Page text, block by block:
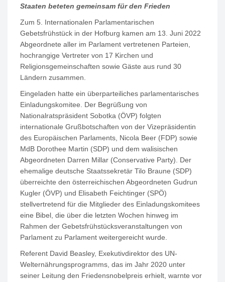
Staaten beteten gemeinsam für den Frieden
Zum 5. Internationalen Parlamentarischen
Gebetsfrühstück in der Hofburg kamen am 13. Juni 2022
Abgeordnete aller im Parlament vertretenen Parteien,
hochrangige Vertreter von 17 Kirchen und
Religionsgemeinschaften sowie Gäste aus rund 30
Ländern zusammen.
Eingeladen hatte ein überparteiliches parlamentarisches
Einladungskomitee. Der Begrüßung von
Nationalratspräsident Sobotka (ÖVP) folgten
internationale Grußbotschaften von der Vizepräsidentin
des Europäischen Parlaments, Nicola Beer (FDP) sowie
MdB Dorothee Martin (SDP) und dem walisischen
Abgeordneten Darren Millar (Conservative Party). Der
ehemalige deutsche Staatssekretär Tilo Braune (SDP)
überreichte den österreichischen Abgeordneten Gudrun
Kugler (ÖVP) und Elisabeth Feichtinger (SPÖ)
stellvertretend für die Mitglieder des Einladungskomitees
eine Bibel, die über die letzten Wochen hinweg im
Rahmen der Gebetsfrühstücksveranstaltungen von
Parlament zu Parlament weitergereicht wurde.
Referent David Beasley, Exekutivdirektor des UN-
Welternährungsprogramms, das im Jahr 2020 unter
seiner Leitung den Friedensnobelpreis erhielt, warnte vor